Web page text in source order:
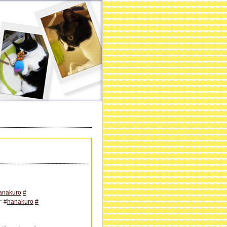
#
#hanakuro #